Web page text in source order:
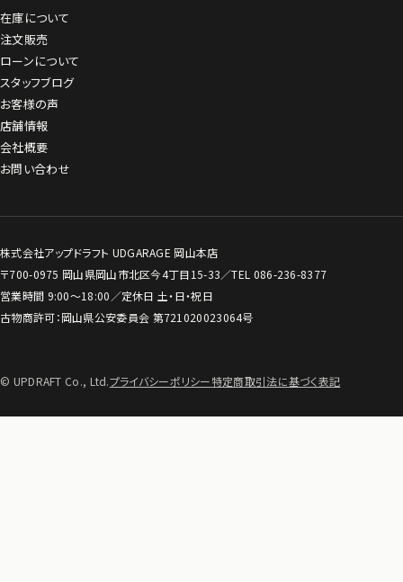
在庫について
注文販売
ローンについて
スタッフブログ
お客様の声
店舗情報
会社概要
お問い合わせ
株式会社アップドラフト UDGARAGE 岡山本店
〒700-0975 岡山県岡山市北区今4丁目15-33／TEL 086-236-8377
営業時間 9:00〜18:00／定休日 土・日・祝日
古物商許可：岡山県公安委員会 第721020023064号
© UPDRAFT Co., Ltd.プライバシーポリシー特定商取引法に基づく表記